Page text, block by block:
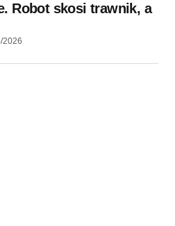
Robot skosi trawnik, a
2026